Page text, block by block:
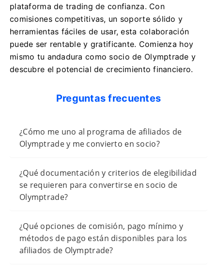
plataforma de trading de confianza. Con
comisiones competitivas, un soporte sólido y
herramientas fáciles de usar, esta colaboración
puede ser rentable y gratificante. Comienza hoy
mismo tu andadura como socio de Olymptrade y
descubre el potencial de crecimiento financiero.
Preguntas frecuentes
¿Cómo me uno al programa de afiliados de
Olymptrade y me convierto en socio?
¿Qué documentación y criterios de elegibilidad
se requieren para convertirse en socio de
Olymptrade?
¿Qué opciones de comisión, pago mínimo y
métodos de pago están disponibles para los
afiliados de Olymptrade?